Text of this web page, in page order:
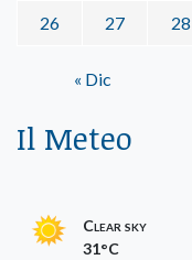
26 27 28
« Dic
Il Meteo
Clear sky
31°C